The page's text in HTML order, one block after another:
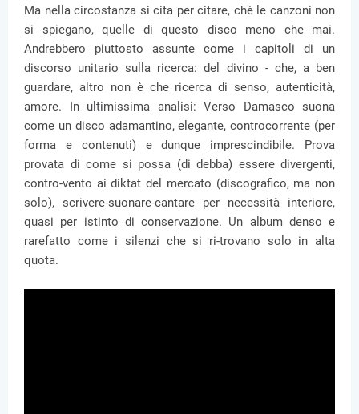
Ma nella circostanza si cita per citare, chè le canzoni non
si spiegano, quelle di questo disco meno che mai.
Andrebbero piuttosto assunte come i capitoli di un
discorso unitario sulla ricerca: del divino - che, a ben
guardare, altro non è che ricerca di senso, autenticità,
amore. In ultimissima analisi: Verso Damasco suona
come un disco adamantino, elegante, controcorrente (per
forma e contenuti) e dunque imprescindibile. Prova
provata di come si possa (di debba) essere divergenti,
contro-vento ai diktat del mercato (discografico, ma non
solo), scrivere-suonare-cantare per necessità interiore,
quasi per istinto di conservazione. Un album denso e
rarefatto come i silenzi che si ri-trovano solo in alta
quota.